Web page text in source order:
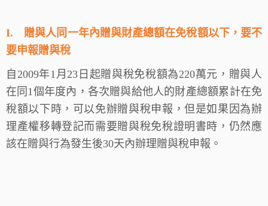
I. 贈與人同一年內贈與財產總額在免稅額以下，要不
要申報贈與稅
自2009年1月23日起贈與稅免稅額為220萬元，贈與人
在同1個年度內，各次贈與給他人的財產總額累計在免
稅額以下時，可以免辦贈與稅申報，但是如果因為辦
理產權移轉登記而需要贈與稅免稅證明書時，仍然應
該在贈與行為發生後30天內辦理贈與稅申報。